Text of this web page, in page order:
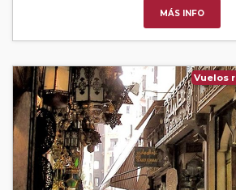
MÁS INFO
Vuelos